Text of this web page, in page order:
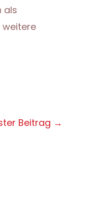
als
Beitrag →